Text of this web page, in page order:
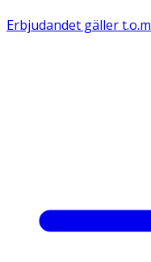
Erbjudandet gäller t.o.m